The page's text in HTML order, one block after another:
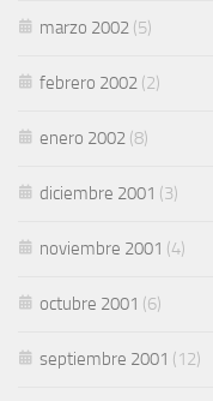
marzo 2002 (5)
febrero 2002 (2)
enero 2002 (8)
diciembre 2001 (3)
noviembre 2001 (4)
octubre 2001 (6)
septiembre 2001 (12)